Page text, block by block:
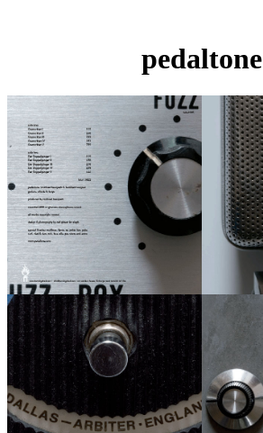
pedaltone